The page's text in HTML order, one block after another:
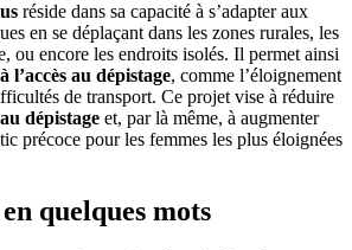
réside dans sa capacité à s’adapter aux
en se déplaçant dans les zones rurales, les
ou encore les endroits isolés. Il permet ainsi
l’accès au dépistage, comme l’éloignement
de transport. Ce projet vise à réduire
dépistage et, par là même, à augmenter
précoce pour les femmes les plus éloignées
quelques mots